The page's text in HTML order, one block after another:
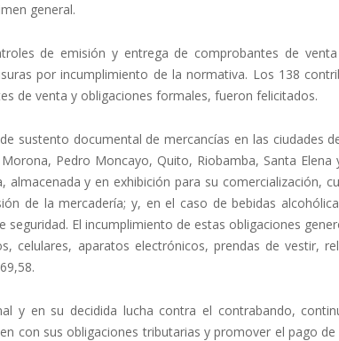
general.
de emisión y entrega de comprobantes de
por incumplimiento de la normativa. Los 138
de venta y obligaciones formales, fueron felicitados.
sustento documental de mercancías en las ciudades
Pedro Moncayo, Quito, Riobamba, Santa
almacenada y en exhibición para su comercialización,
de la mercadería; y, en el caso de bebidas
El incumplimiento de estas obligaciones
celulares, aparatos electrónicos, prendas de vestir,
y en su decidida lucha contra el contrabando,
con sus obligaciones tributarias y promover el pago